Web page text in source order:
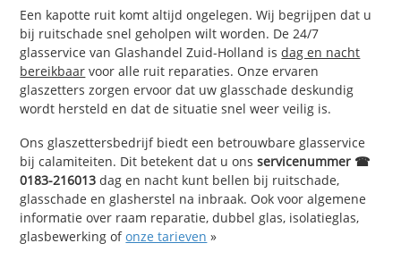
Een kapotte ruit komt altijd ongelegen. Wij begrijpen dat u
bij ruitschade snel geholpen wilt worden. De 24/7
glasservice van Glashandel Zuid-Holland isdag en nacht
bereikbaar voor alle ruit reparaties. Onze ervaren
glaszetters zorgen ervoor dat uw glasschade deskundig
wordt hersteld en dat de situatie snel weer veilig is.
Ons glaszettersbedrijf biedt een betrouwbare glasservice
bij calamiteiten. Dit betekent dat u onsservicenummer ☎
0183-216013 dag en nacht kunt bellen bij ruitschade,
glasschade en glasherstel na inbraak. Ook voor algemene
informatie over raam reparatie, dubbel glas, isolatieglas,
glasbewerking ofonze tarieven »